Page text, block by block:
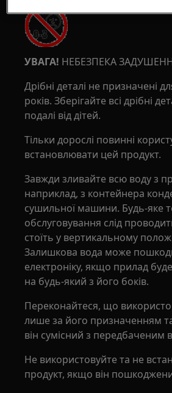
УВАГА! НЕБЕЗПЕКА
Дрібні деталі не призначені
років. Зберігайте всі дрібні
подалі від дітей.
Тільки дорослі повинні
встановлювати цей продукт.
Завжди зливайте всю воду з
наприклад, з контейнера
сушильної машини. Будь-яке
обслуговування слід
стоїть у вертикальному
Залишкова вода може
електроніку, якщо прилад
на будь-який з його боків.
Переконайтеся, що
лише за його призначенням
він сумісний з передбаченим
Не використовуйте та не
продукт, якщо він